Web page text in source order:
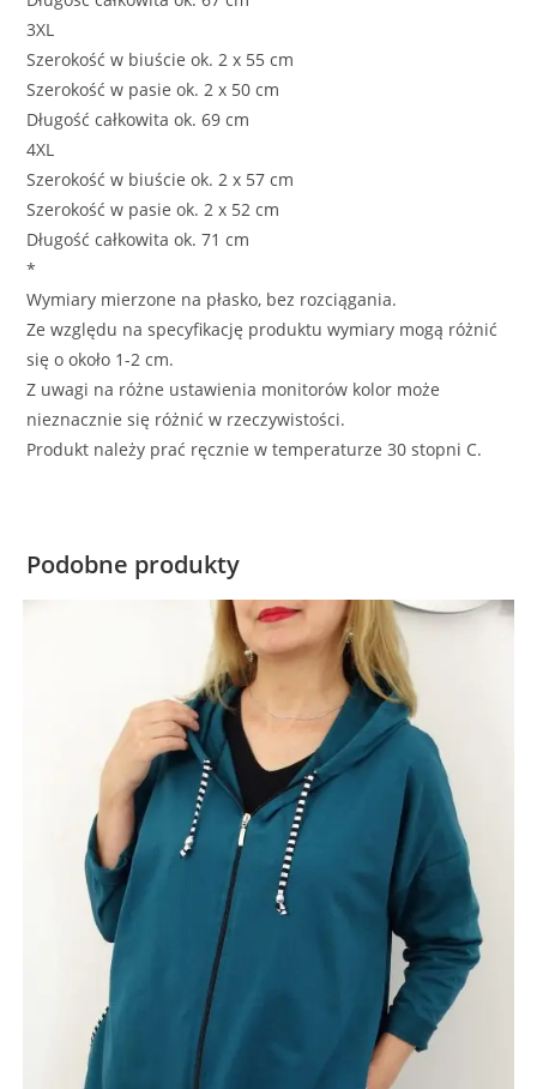
3XL
Szerokość w biuście ok. 2 x 55 cm
Szerokość w pasie ok. 2 x 50 cm
Długość całkowita ok. 69 cm
4XL
Szerokość w biuście ok. 2 x 57 cm
Szerokość w pasie ok. 2 x 52 cm
Długość całkowita ok. 71 cm
*
Wymiary mierzone na płasko, bez rozciągania.
Ze względu na specyfikację produktu wymiary mogą różnić
się o około 1-2 cm.
Z uwagi na różne ustawienia monitorów kolor może
nieznacznie się różnić w rzeczywistości.
Produkt należy prać ręcznie w temperaturze 30 stopni C.
Podobne produkty